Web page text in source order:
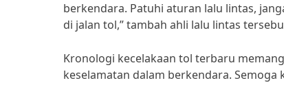
berkendara. Patuhi aturan lalu lintas,
di jalan tol,” tambah ahli lalu lintas
Kronologi kecelakaan tol terbaru
keselamatan dalam berkendara.